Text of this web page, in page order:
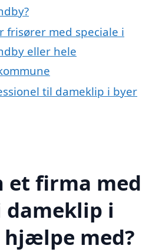
frisører med speciale i
eller hele
til dameklip i byer
et firma med
dameklip i
hjælpe med?